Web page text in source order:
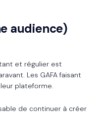
audience)
et régulier est
Les GAFA faisant
plateforme.
de continuer à créer